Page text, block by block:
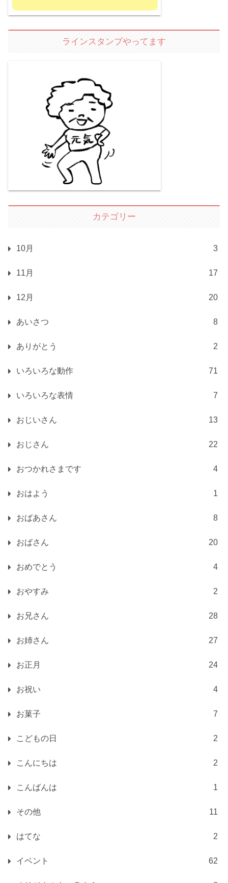
ラインスタンプやってます
カテゴリー
10月 3
11月 17
12月 20
あいさつ 8
ありがとう 2
いろいろな動作 71
いろいろな表情 7
おじいさん 13
おじさん 22
おつかれさまです 4
おはよう 1
おばあさん 8
おばさん 20
おめでとう 4
おやすみ 2
お兄さん 28
お姉さん 27
お正月 24
お祝い 4
お菓子 7
こどもの日 2
こんにちは 2
こんばんは 1
その他 11
はてな 2
イベント 62